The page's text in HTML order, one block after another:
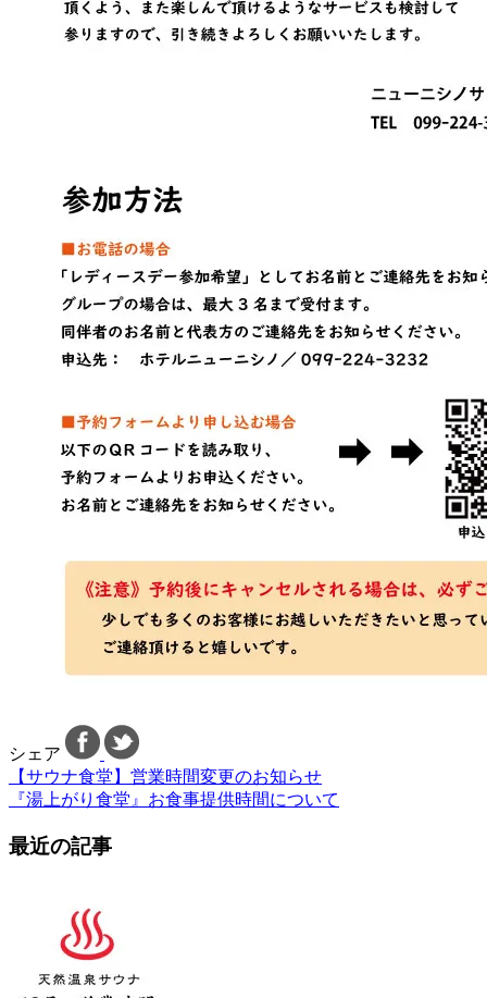
シェア
【サウナ食堂】営業時間変更のお知らせ
『湯上がり食堂』お食事提供時間について
最近の記事